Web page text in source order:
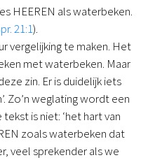
HEEREN als waterbeken.
21:1).
vergelijking te maken. Het
met waterbeken. Maar
zin. Er is duidelijk iets
Zo’n weglating wordt een
is niet: ‘het hart van
zoals waterbeken dat
veel sprekender als we